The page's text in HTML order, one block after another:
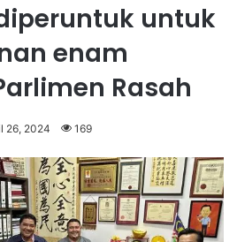
untuk
enam
Rasah
26, 2024 169